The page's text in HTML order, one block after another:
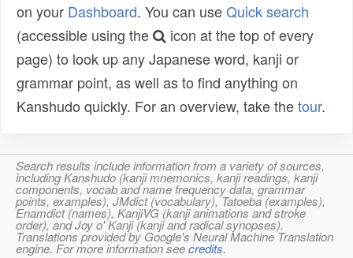
on your Dashboard. You can useQuick search
(accessible using the
icon at the top of every
page) to look up any Japanese word, kanji or
grammar point, as well as to find anything on
Kanshudo quickly. For an overview, take thetour.
Search results include information from a variety of sources,
including Kanshudo (kanji mnemonics, kanji readings, kanji
components, vocab and name frequency data, grammar
points, examples), JMdict (vocabulary), Tatoeba (examples),
Enamdict (names), KanjiVG (kanji animations and stroke
order), and Joy o' Kanji (kanji and radical synopses).
Translations provided by Google's Neural Machine Translation
engine. For more information seecredits.